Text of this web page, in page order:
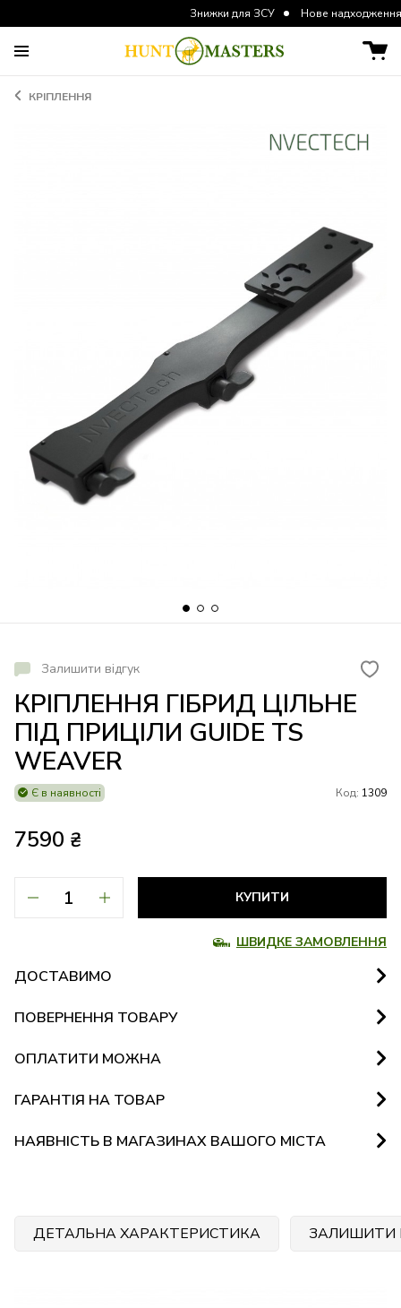
Знижки для ЗСУ Нове надходження курток
КРІПЛЕННЯ
Залишити відгук
КРІПЛЕННЯ ГІБРИД ЦІЛЬНЕ
ПІД ПРИЦІЛИ GUIDE TS
WEAVER
Є в наявності Код: 1309
7590 ₴
КУПИТИ
ШВИДКЕ ЗАМОВЛЕННЯ
ДОСТАВИМО
ПОВЕРНЕННЯ ТОВАРУ
ОПЛАТИТИ МОЖНА
ГАРАНТІЯ НА ТОВАР
НАЯВНІСТЬ В МАГАЗИНАХ ВАШОГО МІСТА
ДЕТАЛЬНА ХАРАКТЕРИСТИКА ЗАЛИШИТИ